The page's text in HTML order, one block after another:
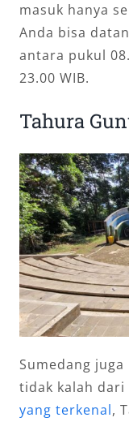
masuk hanya
Anda bisa
antara pukul
23.00 WIB.
Tahura
Sumedang
tidak kalah dari
yang terkenal,